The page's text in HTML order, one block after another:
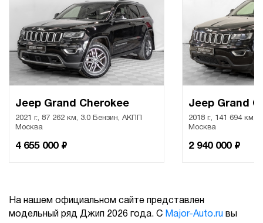
Jeep Grand Cherokee
2021 г., 87 262 км, 3.0 Бензин, АКПП
Москва
4 655 000 ₽
Jeep Grand
2018 г., 141 694 км,
Москва
2 940 000 ₽
На нашем официальном сайте представлен
модельный ряд Джип 2026 года. С Major-Auto.ru вы